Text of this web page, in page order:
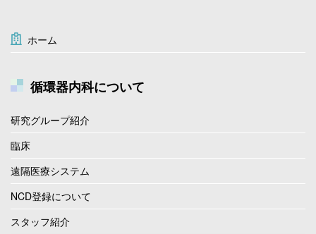
ホーム
循環器内科について
研究グループ紹介
臨床
遠隔医療システム
NCD登録について
スタッフ紹介